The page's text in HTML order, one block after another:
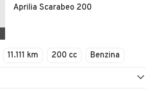
Aprilia Scarabeo 200
11.111 km 200 cc Benzina